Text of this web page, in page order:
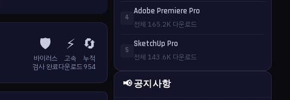
🛡️
바이러스
검사 완료
⚡
고속
다운로드
🔄
누적
954
4
Adobe Premiere Pro
전체 165.2K 다운로드
5
SketchUp Pro
전체 143.6K 다운로드
📢 공지사항